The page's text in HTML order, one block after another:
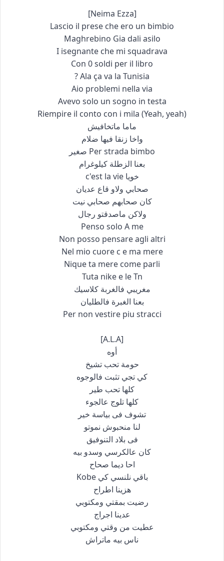
[Neima Ezza]
Lascio il prese che ero un bimbio
Maghrebino Gia dali asilo
I isegnante che mi squadrava
Con 0 soldi per il libro
Ala ça va la Tunisia ?
Aio problemi nella via
Avevo solo un sogno in testa
Riempire il conto con i mila (Yeah, yeah)
ماما ماتخافيش
واخا زنقا فيها ضلام
Per strada bimbo صغير
بعنا الزطلة كيلوغرام
خويا c'est la vie
صحابي ولاو قاع عديان
كان صحابهم صحابي نيت
ولاكن ماصدقتو رجال
Penso solo A me
Non posso pensare agli altri
Nel mio cuore c e ma mere
Nique ta mere come parli
Tuta nike e le Tn
مغريبي فالغربة كلاسيك
بعنا الغبرة فالطليان
Per non vestire piu stracci
[A.L.A]
أوه
حومة تحب تشيخ
كي تجي تثبت فالوجوه
كلها تحب طير
كلها تلوج عالجوء
تشوف فى بياسة خير
لنا منحبوش نموتو
فى بلاد التنوفيق
كان عالكرسي وسدو بيه
احا ديما صحاح
باقي نلنسي كي Kobe
هزينا اطراح
رضيت بمقتي ومكتوبي
عدينا اجراج
عطيت من وقتي ومكتوبي
ناس بيه ماتراش